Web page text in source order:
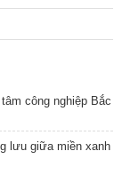
công nghiệp Bắc
lưu giữa miền xanh